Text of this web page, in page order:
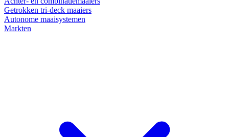
Getrokken tri-deck maaiers
Autonome maaisystemen
Markten